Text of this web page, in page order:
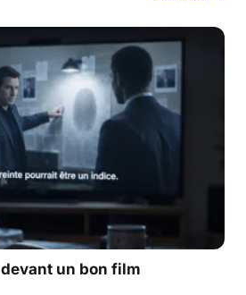
un bon film